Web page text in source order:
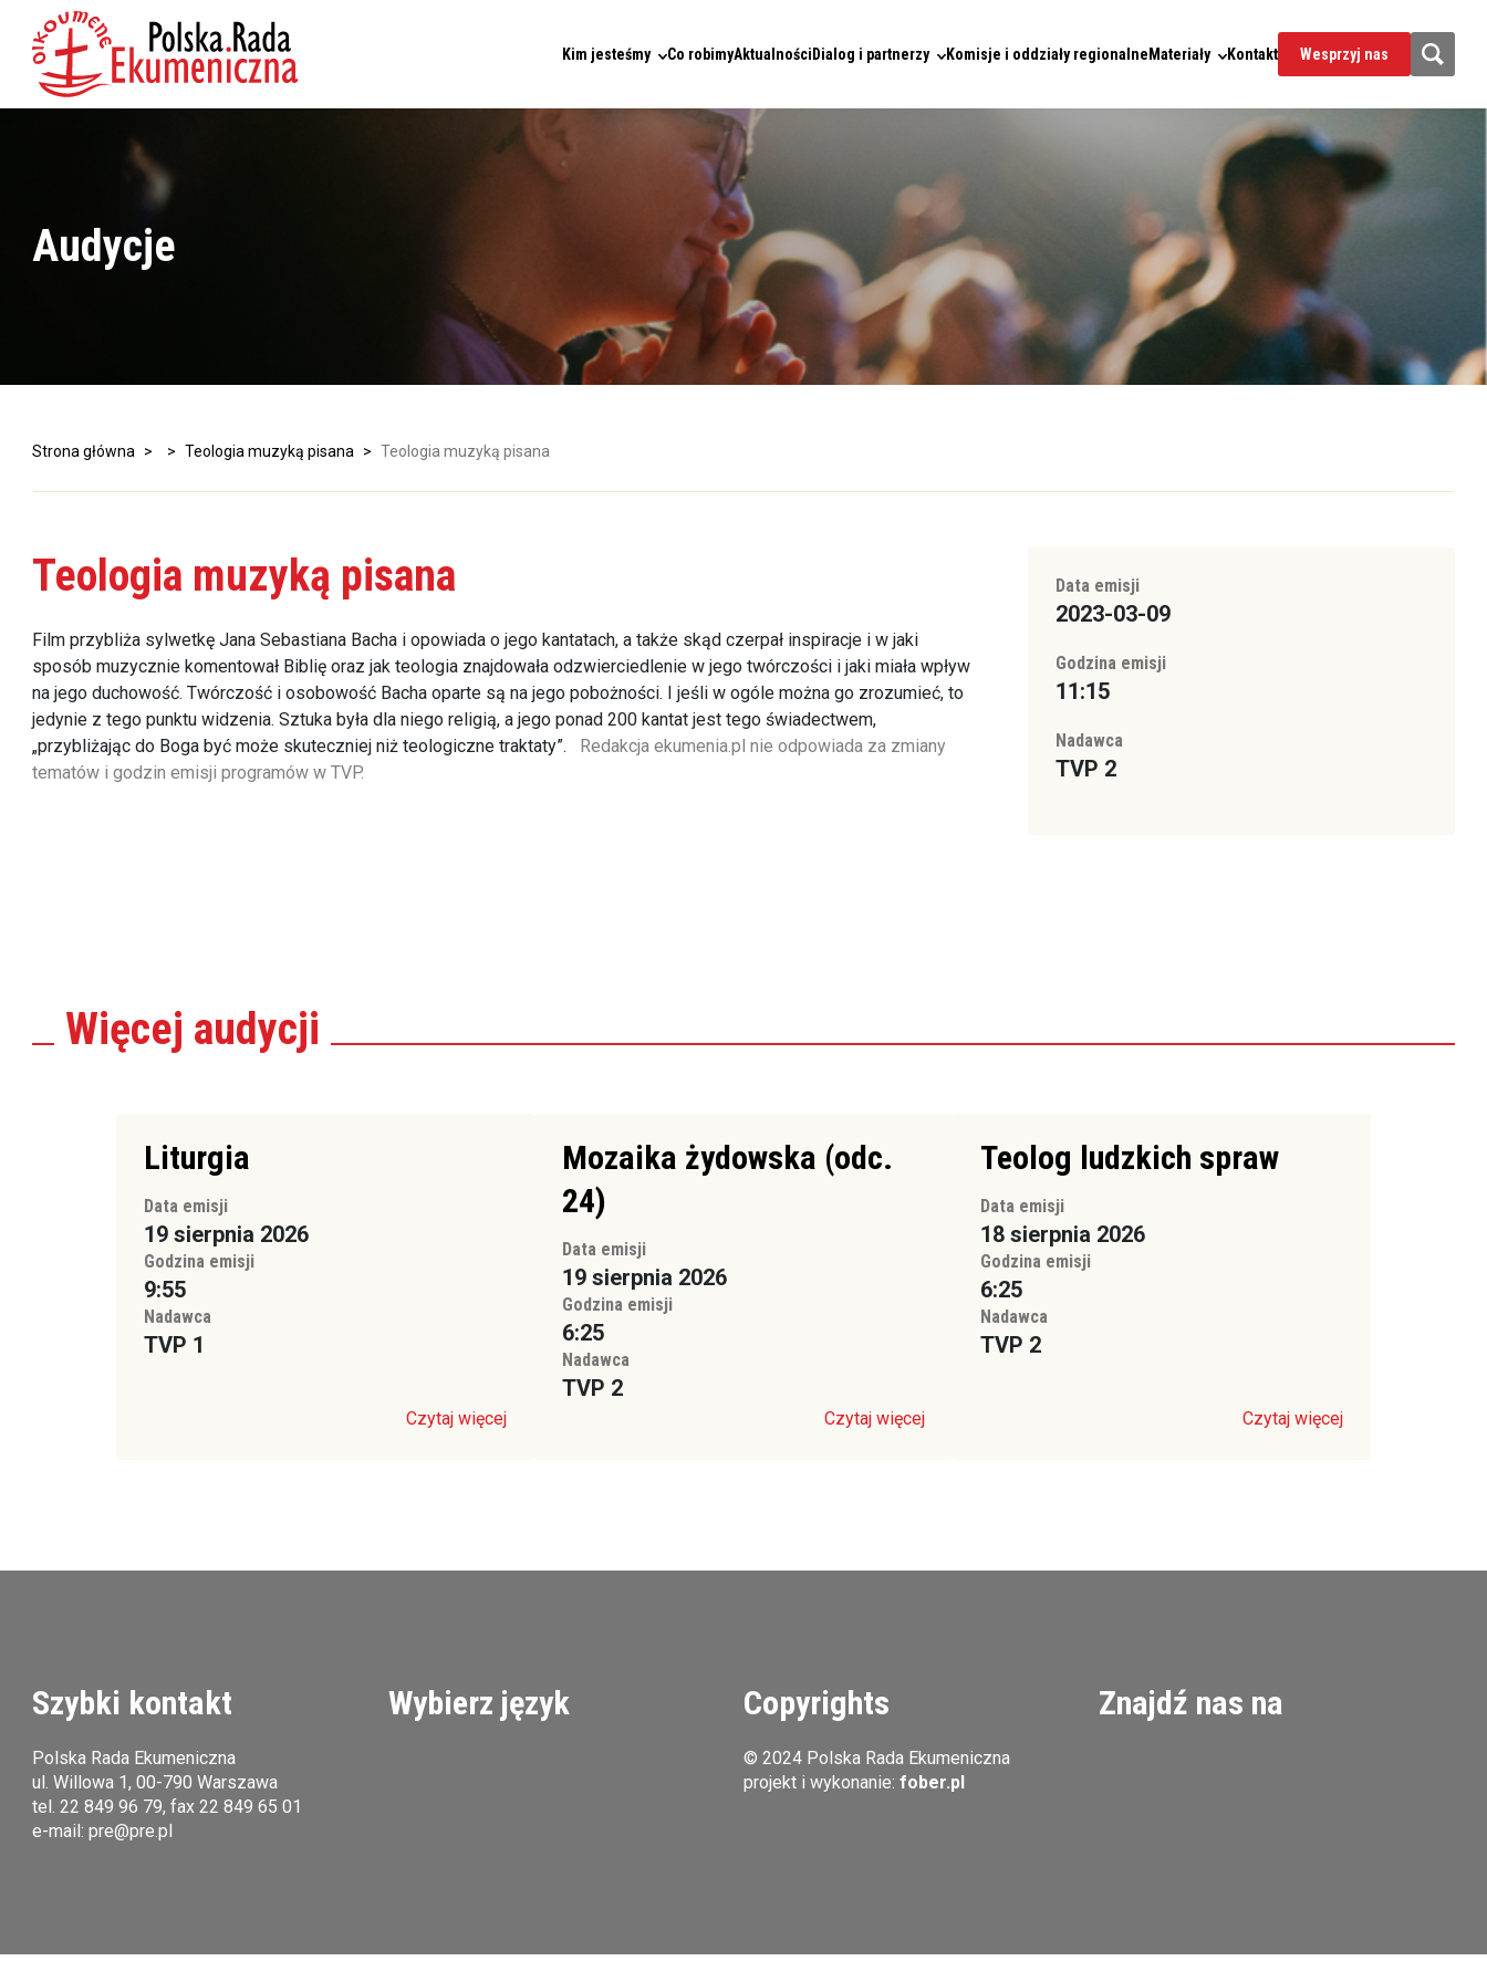
Kim jesteśmy Co robimyAktualnościDialog i partnerzy Komisje i oddziały regionalneMateriały Kontakt Wesprzyj nas
Audycje
Strona główna > > Teologia muzyką pisana > Teologia muzyką pisana
Teologia muzyką pisana
Film przybliża sylwetkę Jana Sebastiana Bacha i opowiada o jego kantatach, a także skąd czerpał inspiracje i w jaki
sposób muzycznie komentował Biblię oraz jak teologia znajdowała odzwierciedlenie w jego twórczości i jaki miała wpływ
na jego duchowość. Twórczość i osobowość Bacha oparte są na jego pobożności. I jeśli w ogóle można go zrozumieć, to
jedynie z tego punktu widzenia. Sztuka była dla niego religią, a jego ponad 200 kantat jest tego świadectwem,
„przybliżając do Boga być może skuteczniej niż teologiczne traktaty”. Redakcja ekumenia.pl nie odpowiada za zmiany
tematów i godzin emisji programów w TVP.
Data emisji
2023-03-09
Godzina emisji
11:15
Nadawca
TVP 2
Więcej audycji
Liturgia
Data emisji
19 sierpnia 2026
Godzina emisji
9:55
Nadawca
TVP 1
Czytaj więcej
Mozaika żydowska (odc.
24)
Data emisji
19 sierpnia 2026
Godzina emisji
6:25
Nadawca
TVP 2
Czytaj więcej
Teolog ludzkich spraw
Data emisji
18 sierpnia 2026
Godzina emisji
6:25
Nadawca
TVP 2
Czytaj więcej
Szybki kontakt
Polska Rada Ekumeniczna
ul. Willowa 1, 00-790 Warszawa
tel.22 849 96 79, fax 22 849 65 01
e-mail:pre@pre.pl
Wybierz język Copyrights
© 2024 Polska Rada Ekumeniczna
projekt i wykonanie: fober.pl
Znajdź nas na